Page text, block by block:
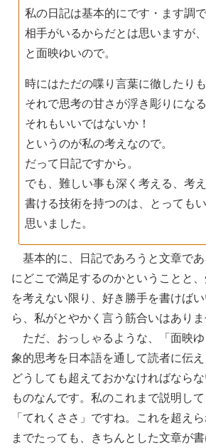
私の日記は基本的にです・ます調
相手がいるからだとは思いますが
と面映ゆいので。
時にはただの喋り言葉に徹したりも
それで思考の甘さが浮き彫りになる
それもいいではないか！
というのが私の考えなので。
だって日記ですから。
でも、難しい事も深く考える、考
書ける技術を持つのは、とっても
思いました。
基本的に、日記であろうと文章で
にどこで満足するのかということと
を考えない限り、好き勝手を書けば
ら、私がとやかく言う筋合いはありま
ただ、おっしゃるような、「面映
象的思考を日本語を通して読者に伝え
どうしても超えておかなければなら
ものなんです。私のこれまで説明して
「てれくささ」ですね。これを超え
までたっても、きちんとした文章が